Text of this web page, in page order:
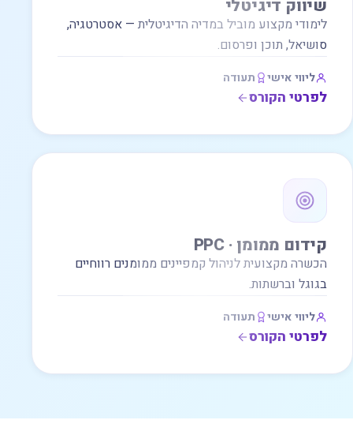
שיווק דיגיטלי
לימודי מקצוע מוביל במדיה הדיגיטלית — אסטרטגיה,
סושיאל, תוכן ופרסום.
ליווי אישי תעודה
לפרטי הקורס
קידום ממומן · PPC
הכשרה מקצועית לניהול קמפיינים ממומנים רווחיים
בגוגל וברשתות.
ליווי אישי תעודה
לפרטי הקורס